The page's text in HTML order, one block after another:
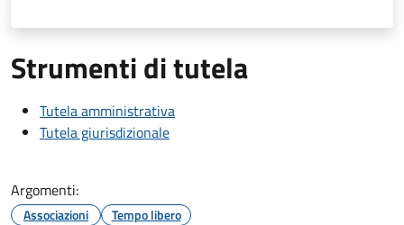
Strumenti di tutela
Tutela amministrativa
Tutela giurisdizionale
Argomenti:
Associazioni Tempo libero